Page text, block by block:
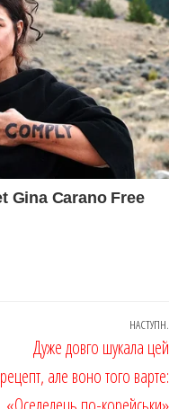
НАСТУПН.
Дуже довго шукала цей
рецепт, але воно того варте: